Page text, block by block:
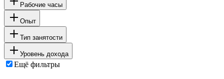
Рабочие часы
Опыт
Тип занятости
Уровень дохода
Ещё фильтры